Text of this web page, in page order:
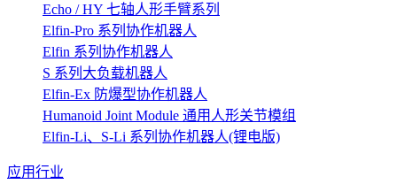
Echo / HY 七轴人形手臂系列
Elfin-Pro 系列协作机器人
Elfin 系列协作机器人
S 系列大负载机器人
Elfin-Ex 防爆型协作机器人
Humanoid Joint Module 通用人形关节模组
Elfin-Li、S-Li 系列协作机器人(锂电版)
应用行业